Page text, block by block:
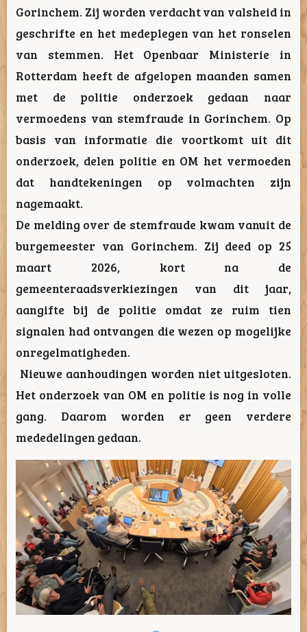
Gorinchem. Zij worden verdacht van valsheid in
geschrifte en het medeplegen van het ronselen
van stemmen. Het Openbaar Ministerie in
Rotterdam heeft de afgelopen maanden samen
met de politie onderzoek gedaan naar
vermoedens van stemfraude in Gorinchem. Op
basis van informatie die voortkomt uit dit
onderzoek, delen politie en OM het vermoeden
dat handtekeningen op volmachten zijn
nagemaakt.
De melding over de stemfraude kwam vanuit de
burgemeester van Gorinchem. Zij deed op 25
maart 2026, kort na de
gemeenteraadsverkiezingen van dit jaar,
aangifte bij de politie omdat ze ruim tien
signalen had ontvangen die wezen op mogelijke
onregelmatigheden.
Nieuwe aanhoudingen worden niet uitgesloten.
Het onderzoek van OM en politie is nog in volle
gang. Daarom worden er geen verdere
mededelingen gedaan.